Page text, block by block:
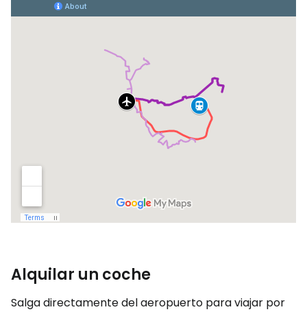
Alquilar un coche
Salga directamente del aeropuerto para viajar por